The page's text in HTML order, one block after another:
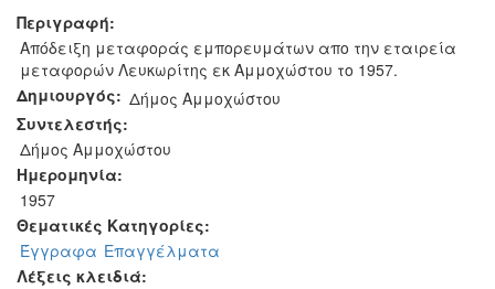
Περιγραφή:
Απόδειξη μεταφοράς εμπορευμάτων απο την εταιρεία
μεταφορών Λευκωρίτης εκ Αμμοχώστου το 1957.
Δημιουργός: Δήμος Αμμοχώστου
Συντελεστής:
Δήμος Αμμοχώστου
Ημερομηνία:
1957
Θεματικές Κατηγορίες:
Έγγραφα Επαγγέλματα
Λέξεις κλειδιά: